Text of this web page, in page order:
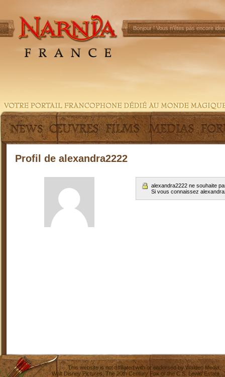
Bonjour !Vous n'êtes pas encore
Profil de alexandra2222
alexandra2222 ne souhaite
Si vous connaissez
This website is not affiliated with or endorsed byWalden Media
Walt Disney Pictures,The 20th Century Fox or the C.S. Lewis Estate.